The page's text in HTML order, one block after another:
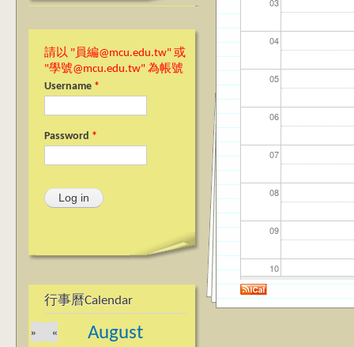
請以 "員編@mcu.edu.tw" 或
"學號@mcu.edu.tw" 為帳號
Username *
Password *
行事曆Calendar
August
«
»
04
05
06
07
08
09
10
11